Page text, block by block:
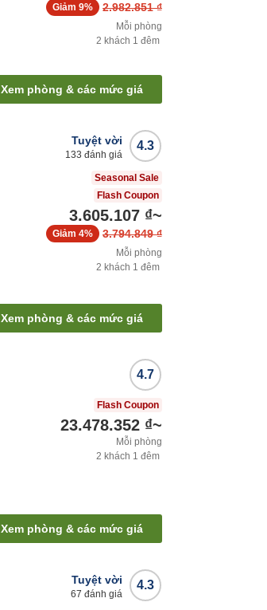
2.982.851 ₫
Giảm 9%
Mỗi phòng
2 khách 1 đêm
Xem phòng & các mức giá
4.3
Tuyệt vời
133 đánh giá
Seasonal Sale
Flash Coupon
3.605.107 ₫~
3.794.849 ₫
Giảm 4%
Mỗi phòng
2 khách 1 đêm
Xem phòng & các mức giá
4.7
Flash Coupon
23.478.352 ₫~
Mỗi phòng
2 khách 1 đêm
Xem phòng & các mức giá
4.3
Tuyệt vời
67 đánh giá